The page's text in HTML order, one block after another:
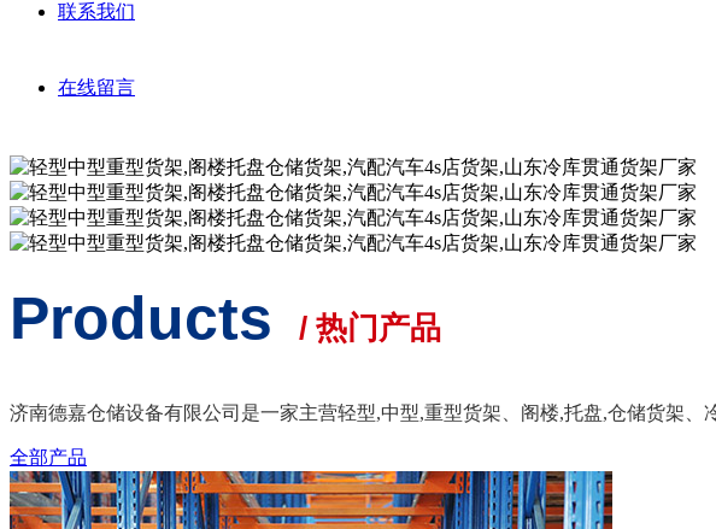
联系我们
在线留言
Products / 热门产品
济南德嘉仓储设备有限公司是一家主营轻型,中型,重型货架、阁楼,托盘,仓储货架
全部产品